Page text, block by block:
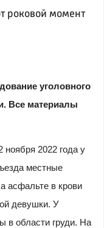
роковой момент
уголовного
Все материалы
ноября 2022 года у
местные
асфальте в крови
девушки. У
в области груди. На